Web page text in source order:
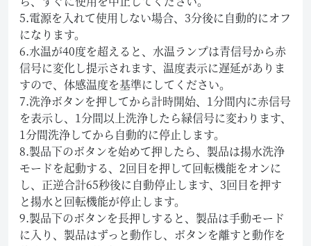
5.電源を入れて使用しない場合、3分後に自動的にオフ
になります。
6.水温が40度を超えると、水温ランプは青信号から赤
信号に変化し提示されます、温度表示に遅延がありま
すので、体感温度を基準にしてください。
7.洗浄ボタンを押してから計時開始、1分間内に赤信号
を表示し、1分間以上洗浄したら緑信号に変わります、
1分間洗浄してから自動的に停止します。
8.製品下のボタンを始めて押したら、製品は揚水洗浄
モードを起動する、2回目を押して回転機能をオンに
し、正逆合計65秒後に自動停止します、3回目を押す
と揚水と回転機能が停止します。
9.製品下のボタンを長押しすると、製品は手動モード
に入り、製品はずっと動作し、ボタンを離すと動作を